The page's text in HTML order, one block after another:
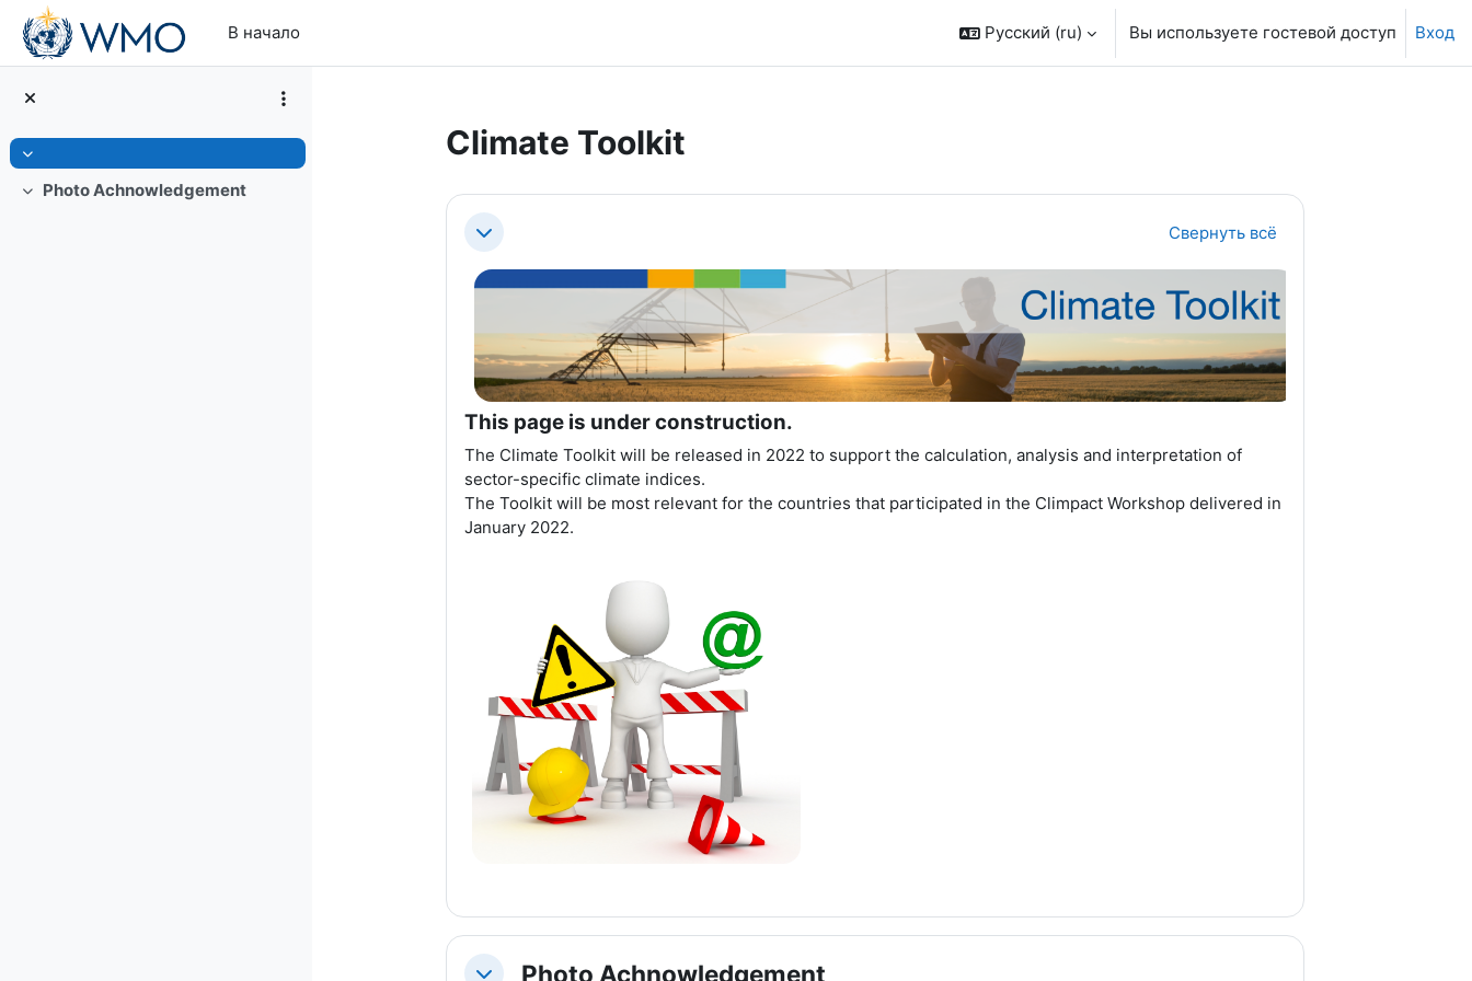
Перейти к основному содержанию
В начало
Русский ‎(ru)‎ Вы используете гостевой доступ Вход
Свернуть
Свернуть
Photo Achnowledgement
Climate Toolkit
Section outline
Свернуть Свернуть всё
This page is under construction.
The Climate Toolkit will be released in 2022 to support the calculation, analysis and interpretation of
sector-specific climate indices.
The Toolkit will be mostrelevant forthe countries that participated in the Climpact Workshop delivered in
January 2022.
Photo Achnowledgement